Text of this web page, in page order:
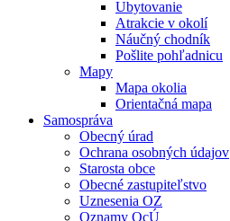
Ubytovanie
Atrakcie v okolí
Náučný chodník
Pošlite pohľadnicu
Mapy
Mapa okolia
Orientačná mapa
Samospráva
Obecný úrad
Ochrana osobných údajov
Starosta obce
Obecné zastupiteľstvo
Uznesenia OZ
Oznamy OcÚ